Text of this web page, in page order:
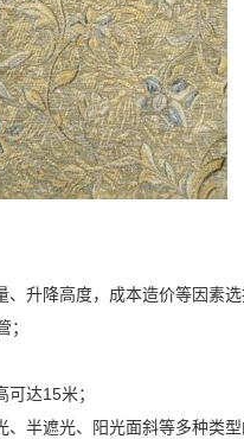
升降高度，成本造价等因素选
达15米；
半遮光、阳光面斜等多种类